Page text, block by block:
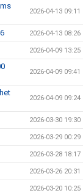
2026-04-13 09:11
2026-04-13 08:26
2026-04-09 13:25
2026-04-09 09:41
2026-04-09 09:24
2026-03-30 19:30
2026-03-29 00:29
2026-03-28 18:17
2026-03-26 20:31
2026-03-20 10:25